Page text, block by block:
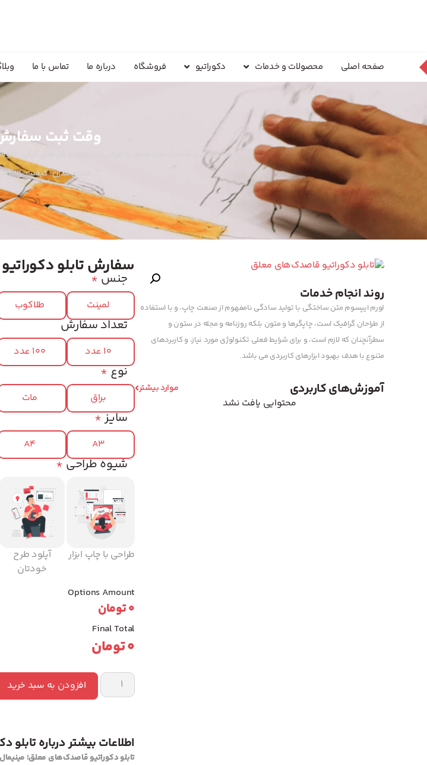
صفحه اصلی محصولات و خدمات دکوراتیو فروشگاه درباره ما تماس با ما
وقت ثبت
تابلو دکوراتیو قاصدک‌های معلق با طراحی مینیمال و گل‌های کرکی،
فضای مدرن. کیفیت بالا،
روند انجام خدمات
لورم ایپسوم متن ساختگی با تولید سادگی نامفهوم از صنعت چاپ، و با استفاده
از طراحان گرافیک است، چاپگرها و متون بلکه روزنامه و مجله در ستون و
سطرآنچنان که لازم است، و برای شرایط فعلی تکنولوژی مورد نیاز، و کاربردهای
متنوع با هدف بهبود ابزارهای کاربردی می باشد.
آموزش‌های کاربردی موارد بیشتر
محتوایی یافت نشد
سفارش تابلو
* جنس
لمینت طلاکوب
تعداد سفارش
10 عدد 100 عدد
*نوع
براق مات
*سایز
A3
A4
*شیوه طراحی
طراحی با چاپ ابزار
آپلود طرح
خودتان
Options Amount
0تومان
Final Total
0تومان
افزودن به سبد خرید
اطلاعات بیشتر درباره
تابلو دکوراتیو قاصدک‌های معلق؛